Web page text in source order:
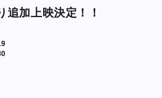
追加上映決定！！